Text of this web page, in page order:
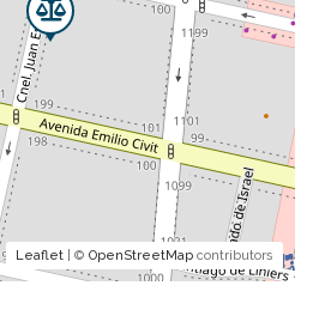
Leaflet | © OpenStreetMap contributors